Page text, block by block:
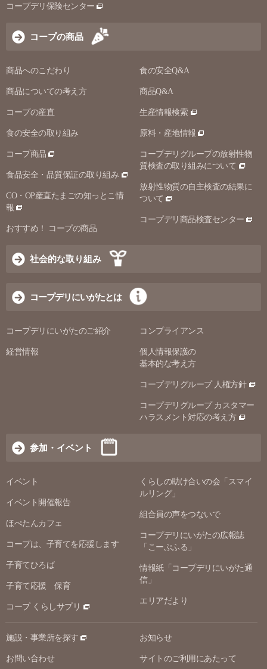
コープデリ保険センター
コープの商品
商品へのこだわり
商品についての考え方
コープの産直
食の安全の取り組み
コープ商品
食品安全・品質保証の取り組み
CO・OP産直たまごの知っとこ情
報
おすすめ！ コープの商品
食の安全Q&A
商品Q&A
生産情報検索
原料・産地情報
コープデリグループの放射性物
質検査の取り組みについて
放射性物質の自主検査の結果に
ついて
コープデリ商品検査センター
社会的な取り組み
コープデリにいがたとは
コープデリにいがたのご紹介
経営情報
コンプライアンス
個人情報保護の
基本的な考え方
コープデリグループ 人権方針
コープデリグループ カスタマー
ハラスメント対応の考え方
参加・イベント
イベント
イベント開催報告
ほぺたんカフェ
コープは、子育てを応援します
子育てひろば
子育て応援 保育
コープ くらしサプリ
くらしの助け合いの会「スマイ
ルリング」
組合員の声をつないで
コープデリにいがたの広報誌
「こーぷふる」
情報紙「コープデリにいがた通
信」
エリアだより
施設・事業所を探す
お問い合わせ
お知らせ
サイトのご利用にあたって